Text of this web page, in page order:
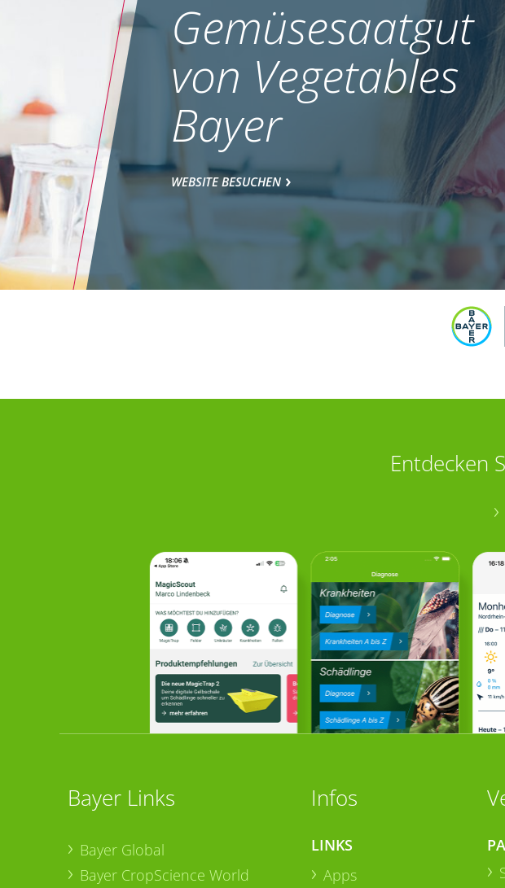
Gemüsesaatgut
von Vegetables
Bayer
WEBSITE BESUCHEN
Entdecken
Bayer Links
Bayer Global
Bayer CropScience World
Infos
LINKS
Apps